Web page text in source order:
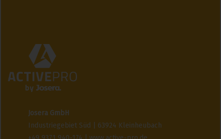
Josera GmbH
Industriegebiet Süd | 63924 Kleinheubach